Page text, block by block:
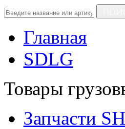
Главная
SDLG
Товары
Запчасти